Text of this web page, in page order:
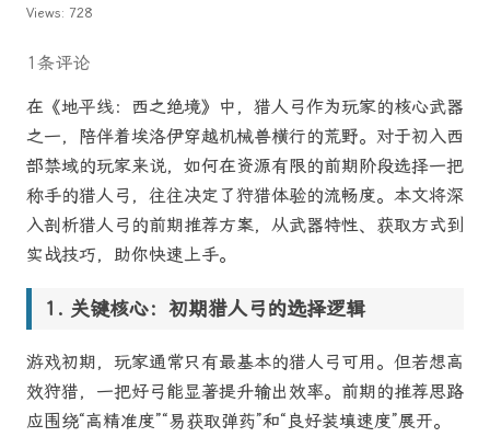
Views: 728
1条评论
在《地平线：西之绝境》中，猎人弓作为玩家的核心武器
之一，陪伴着埃洛伊穿越机械兽横行的荒野。对于初入西
部禁域的玩家来说，如何在资源有限的前期阶段选择一把
称手的猎人弓，往往决定了狩猎体验的流畅度。本文将深
入剖析猎人弓的前期推荐方案，从武器特性、获取方式到
实战技巧，助你快速上手。
关键核心：初期猎人弓的选择逻辑
游戏初期，玩家通常只有最基本的猎人弓可用。但若想高
效狩猎，一把好弓能显著提升输出效率。前期的推荐思路
应围绕“高精准度”“易获取弹药”和“良好装填速度”展开。